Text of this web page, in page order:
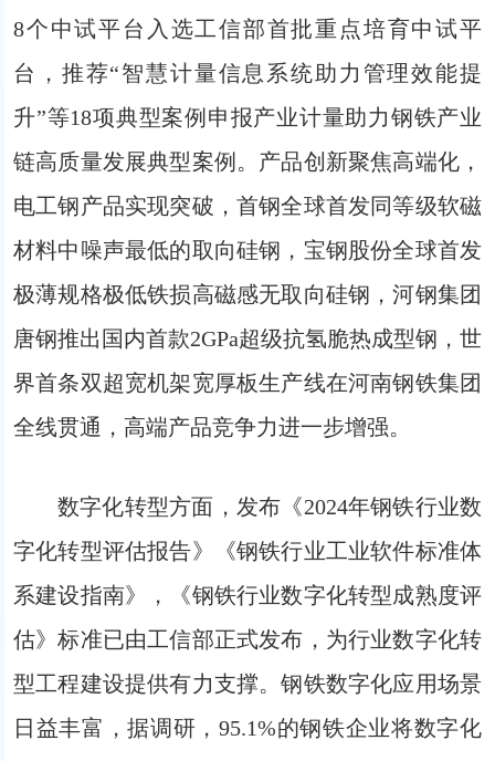
8个中试平台入选工信部首批重点培育中试平
台，推荐“智慧计量信息系统助力管理效能提
升”等18项典型案例申报产业计量助力钢铁产业
链高质量发展典型案例。产品创新聚焦高端化，
电工钢产品实现突破，首钢全球首发同等级软磁
材料中噪声最低的取向硅钢，宝钢股份全球首发
极薄规格极低铁损高磁感无取向硅钢，河钢集团
唐钢推出国内首款2GPa超级抗氢脆热成型钢，世
界首条双超宽机架宽厚板生产线在河南钢铁集团
全线贯通，高端产品竞争力进一步增强。
数字化转型方面，发布《2024年钢铁行业数
字化转型评估报告》《钢铁行业工业软件标准体
系建设指南》，《钢铁行业数字化转型成熟度评
估》标准已由工信部正式发布，为行业数字化转
型工程建设提供有力支撑。钢铁数字化应用场景
日益丰富，据调研，95.1%的钢铁企业将数字化